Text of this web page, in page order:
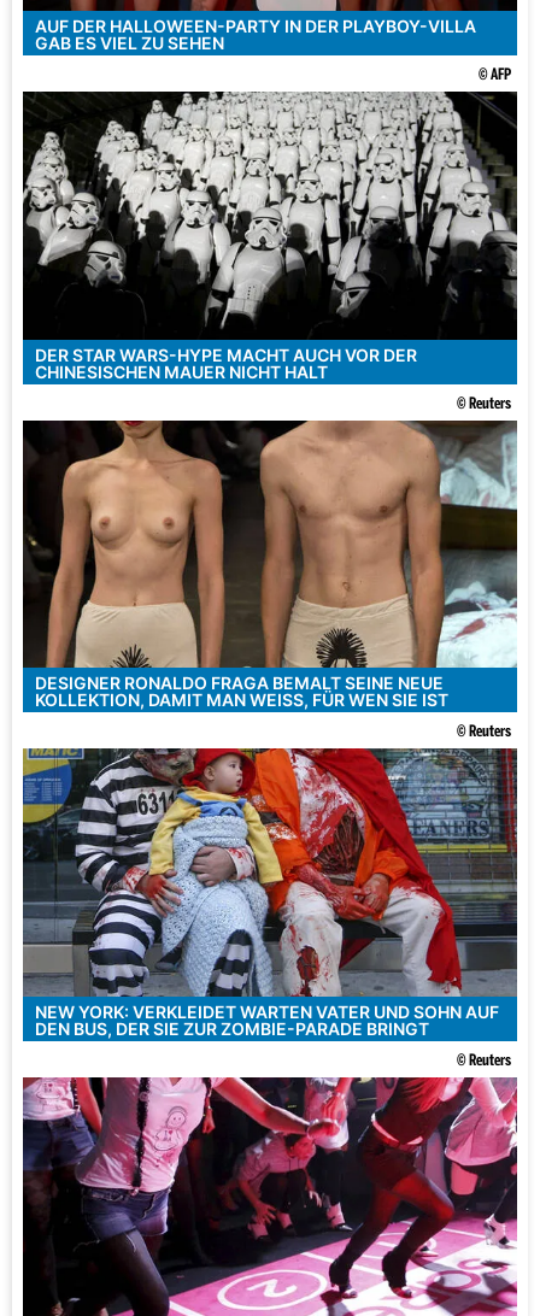
AUF DER HALLOWEEN-PARTY IN DER PLAYBOY-VILLA
GAB ES VIEL ZU SEHEN
© AFP
DER STAR WARS-HYPE MACHT AUCH VOR DER
CHINESISCHEN MAUER NICHT HALT
© Reuters
DESIGNER RONALDO FRAGA BEMALT SEINE NEUE
KOLLEKTION, DAMIT MAN WEISS, FÜR WEN SIE IST
© Reuters
NEW YORK: VERKLEIDET WARTEN VATER UND SOHN AUF
DEN BUS, DER SIE ZUR ZOMBIE-PARADE BRINGT
© Reuters